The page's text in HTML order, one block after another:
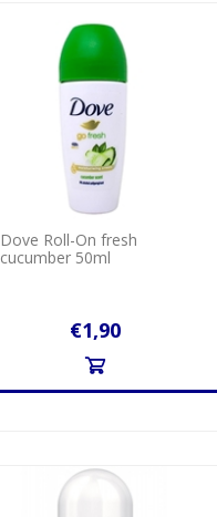
Dove Roll-On fresh
cucumber 50ml
€1,90